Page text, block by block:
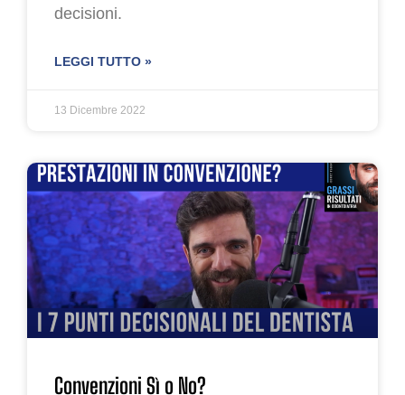
decisioni.
LEGGI TUTTO »
13 Dicembre 2022
Convenzioni Sì o No?